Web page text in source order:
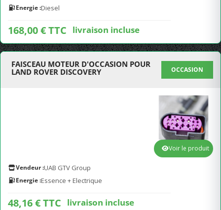
Energie :Diesel
168,00 € TTC livraison incluse
FAISCEAU MOTEUR D'OCCASION POUR
LAND ROVER DISCOVERY
OCCASION
Vendeur :UAB GTV Group
Energie :Essence + Electrique
48,16 € TTC livraison incluse
Voir le produit